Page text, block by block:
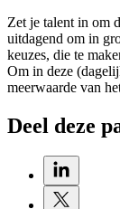
Zet je talent in om
uitdagend om in
keuzes, die te
Om in deze
meerwaarde van
Deel deze